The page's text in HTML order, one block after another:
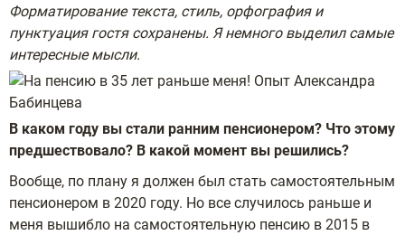
Форматирование текста, стиль, орфография и
пунктуация гостя сохранены. Я немного выделил самые
интересные мысли.
В каком году вы стали ранним пенсионером? Что этому
предшествовало? В какой момент вы решились?
Вообще, по плану я должен был стать самостоятельным
пенсионером в 2020 году. Но все случилось раньше и
меня вышибло на самостоятельную пенсию в 2015 в